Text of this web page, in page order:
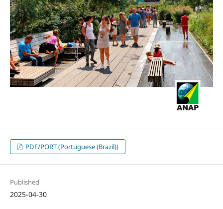
PDF/PORT (Portuguese (Brazil))
Published
2025-04-30